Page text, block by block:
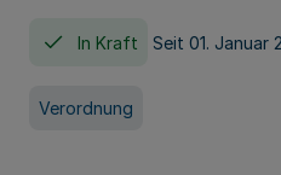
In Kraft Seit 01. Januar
Verordnung